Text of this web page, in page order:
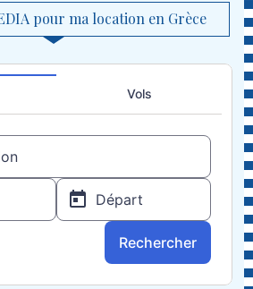
pour ma location en Grèce